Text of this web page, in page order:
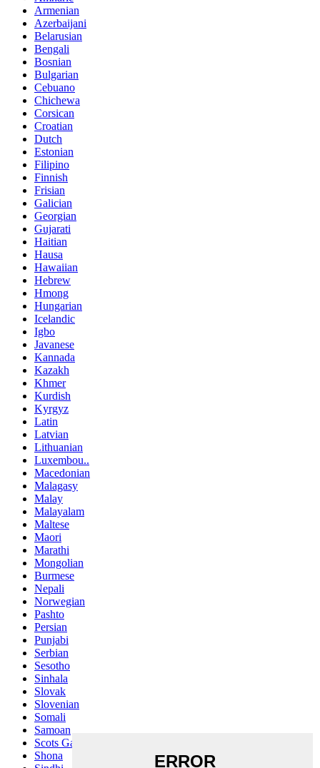
Armenian
Azerbaijani
Belarusian
Bengali
Bosnian
Bulgarian
Cebuano
Chichewa
Corsican
Croatian
Dutch
Estonian
Filipino
Finnish
Frisian
Galician
Georgian
Gujarati
Haitian
Hausa
Hawaiian
Hebrew
Hmong
Hungarian
Icelandic
Igbo
Javanese
Kannada
Kazakh
Khmer
Kurdish
Kyrgyz
Latin
Latvian
Lithuanian
Luxembou..
Macedonian
Malagasy
Malay
Malayalam
Maltese
Maori
Marathi
Mongolian
Burmese
Nepali
Norwegian
Pashto
Persian
Punjabi
Serbian
Sesotho
Sinhala
Slovak
Slovenian
Somali
Samoan
Scots Gaelic
Shona